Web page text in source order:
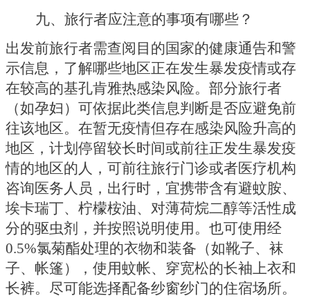
九、旅行者应注意的事项有哪些？
出发前旅行者需查阅目的国家的健康通告和警
示信息，了解哪些地区正在发生暴发疫情或存
在较高的基孔肯雅热感染风险。部分旅行者
（如孕妇）可依据此类信息判断是否应避免前
往该地区。在暂无疫情但存在感染风险升高的
地区，计划停留较长时间或前往正发生暴发疫
情的地区的人，可前往旅行门诊或者医疗机构
咨询医务人员，出行时，宜携带含有避蚊胺、
埃卡瑞丁、柠檬桉油、对薄荷烷二醇等活性成
分的驱虫剂，并按照说明使用。也可使用经
0.5%氯菊酯处理的衣物和装备（如靴子、袜
子、帐篷），使用蚊帐、穿宽松的长袖上衣和
长裤。尽可能选择配备纱窗纱门的住宿场所。